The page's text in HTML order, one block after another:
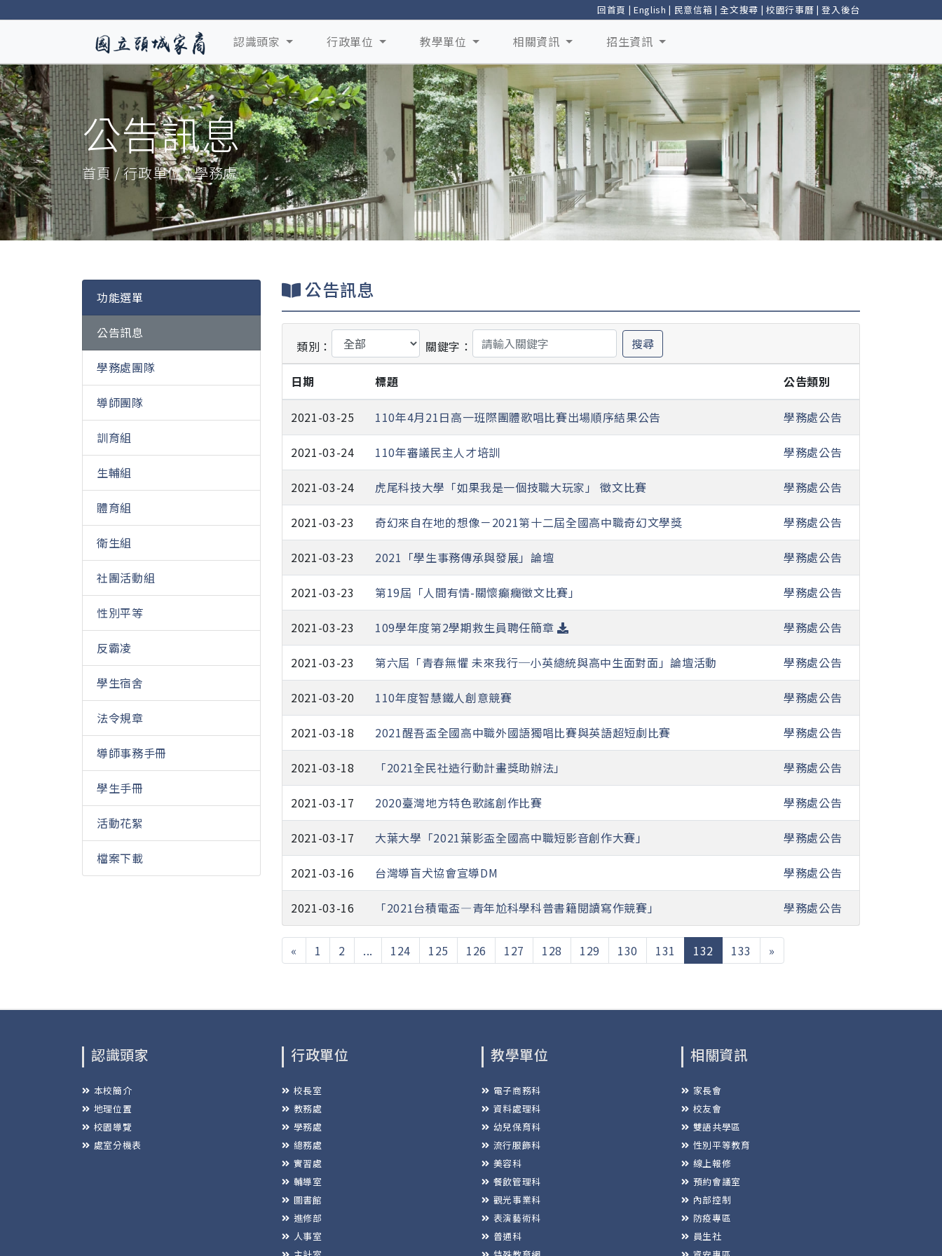
回首頁 | English | 民意信箱 |全文搜尋 | 校園行事曆 |登入後台
認識頭家 行政單位 教學單位 相關資訊 招生資訊
公告訊息
首頁 / 行政單位 / 學務處
功能選單
公告訊息
學務處團隊
導師團隊
訓育組
生輔組
體育組
衛生組
社團活動組
性別平等
反霸凌
學生宿舍
法令規章
導師事務手冊
學生手冊
活動花絮
檔案下載
公告訊息
類別： 關鍵字： 搜尋
日期 標題 公告類別
2021-03-25 110年4月21日高一班際團體歌唱比賽出場順序結果公告 學務處公告
2021-03-24 110年審議民主人才培訓 學務處公告
2021-03-24 虎尾科技大學「如果我是一個技職大玩家」 徵文比賽 學務處公告
2021-03-23 奇幻來自在地的想像－2021第十二屆全國高中職奇幻文學獎 學務處公告
2021-03-23 2021「學生事務傳承與發展」論壇 學務處公告
2021-03-23 第19屆「人間有情-關懷癲癇徵文比賽」 學務處公告
2021-03-23 109學年度第2學期救生員聘任簡章 學務處公告
2021-03-23 第六屆「青春無懼 未來我行─小英總統與高中生面對面」論壇活動 學務處公告
2021-03-20 110年度智慧鐵人創意競賽 學務處公告
2021-03-18 2021醒吾盃全國高中職外國語獨唱比賽與英語超短劇比賽 學務處公告
2021-03-18 「2021全民社造行動計畫獎助辦法」 學務處公告
2021-03-17 2020臺灣地方特色歌謠創作比賽 學務處公告
2021-03-17 大葉大學「2021葉影盃全國高中職短影音創作大賽」 學務處公告
2021-03-16 台灣導盲犬協會宣導DM 學務處公告
2021-03-16 「2021台積電盃—青年尬科學科普書籍閱讀寫作競賽」 學務處公告
« 1 2 ... 124 125 126 127 128 129 130 131 132 (current)
133 »
認識頭家
本校簡介
地理位置
校園導覽
處室分機表
行政單位
校長室
教務處
學務處
總務處
實習處
輔導室
圖書館
進修部
人事室
教學單位
電子商務科
資料處理科
幼兒保育科
流行服飾科
美容科
餐飲管理科
觀光事業科
表演藝術科
普通科
相關資訊
家長會
校友會
雙語共學區
性別平等教育
線上報修
預約會議室
內部控制
防疫專區
員生社